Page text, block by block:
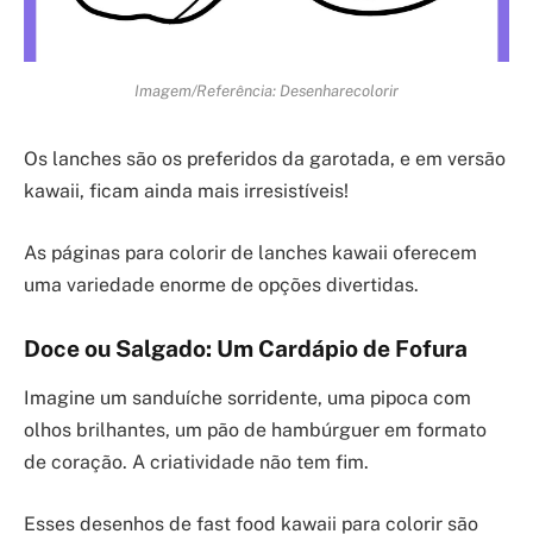
Imagem/Referência: Desenharecolorir
Os lanches são os preferidos da garotada, e em versão
kawaii, ficam ainda mais irresistíveis!
As páginas para colorir de lanches kawaii oferecem
uma variedade enorme de opções divertidas.
Doce ou Salgado: Um Cardápio de Fofura
Imagine um sanduíche sorridente, uma pipoca com
olhos brilhantes, um pão de hambúrguer em formato
de coração. A criatividade não tem fim.
Esses desenhos de fast food kawaii para colorir são